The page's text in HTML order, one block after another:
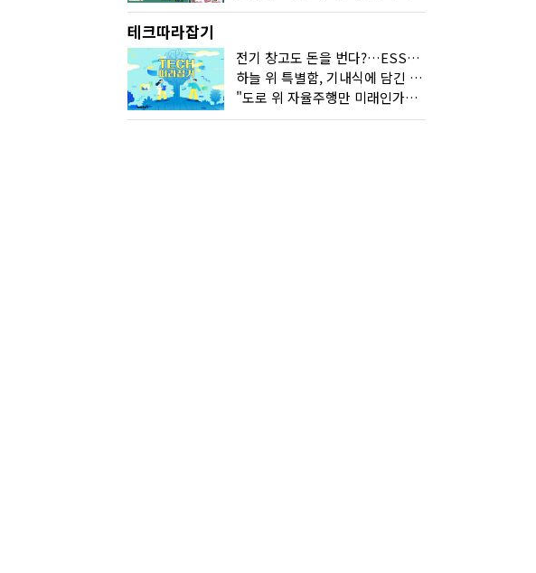
테크따라잡기
전기 창고도 돈을 번다?…ESS의 '두뇌' EMO가 뭐길래
하늘 위 특별함, 기내식에 담긴 기술의 세계
"도로 위 자율주행만 미래인가요"…진흙탕서 길 내는 HD현대 AI 기술